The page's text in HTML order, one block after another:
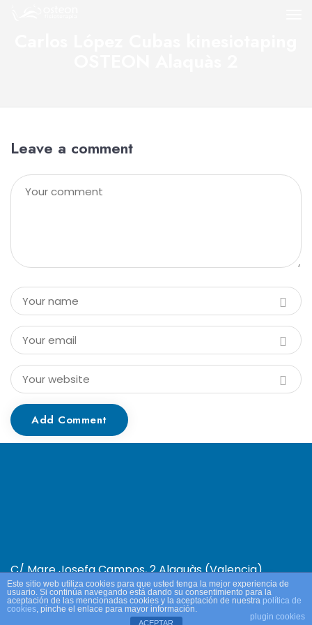
Leave a comment
Add Comment
C/ Mare Josefa Campos, 2 Alaquàs (Valencia)
Aviso Legal y Política de Privacidad.
Política de
Cookies.
Este sitio web utiliza cookies para que usted tenga la mejor experiencia de
usuario. Si continúa navegando está dando su consentimiento para la
aceptación de las mencionadas cookies y la aceptación de nuestra política de
cookies, pinche el enlace para mayor información.
plugin cookies
ACEPTAR